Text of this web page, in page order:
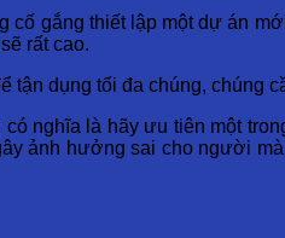
cố gắng thiết lập một dự án
rất cao.
dụng tối đa chúng, chúng
nghĩa là hãy ưu tiên một
ảnh hưởng sai cho người